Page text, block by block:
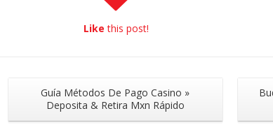
Like this post!
Guía Métodos De Pago Casino »
Deposita & Retira Mxn Rápido